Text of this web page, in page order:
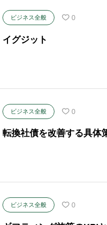
ビジネス全般 0
イグジット
ビジネス全般 0
転換社債を改善する具体
ビジネス全般 0